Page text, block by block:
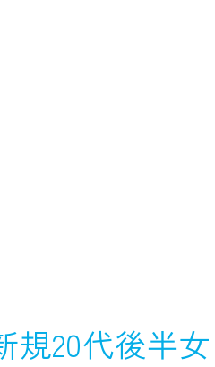
規20代後半女